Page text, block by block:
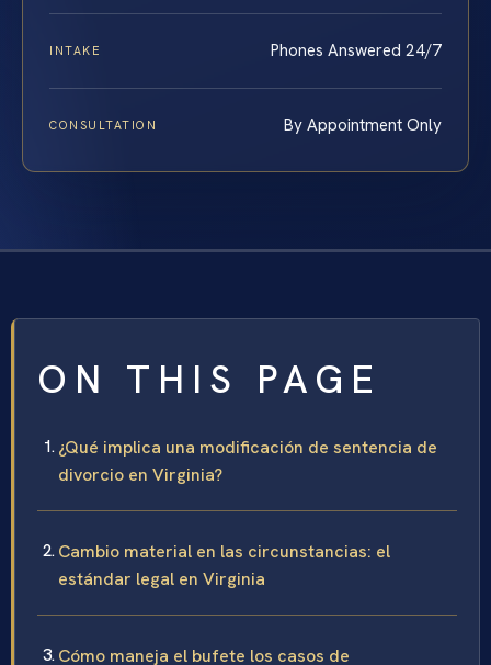
INTAKE Phones Answered 24/7
CONSULTATION By Appointment Only
ON THIS PAGE
¿Qué implica una modificación de sentencia de
divorcio en Virginia?
Cambio material en las circunstancias: el
estándar legal en Virginia
Cómo maneja el bufete los casos de